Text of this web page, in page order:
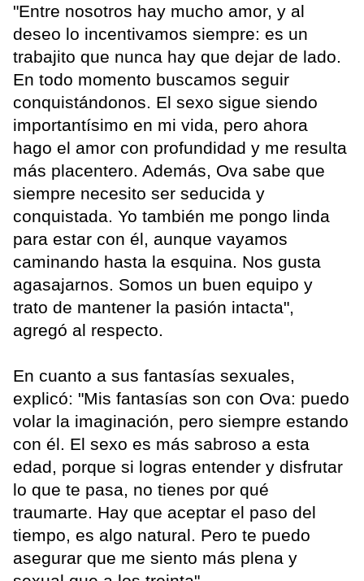
"Entre nosotros hay mucho amor, y al
deseo lo incentivamos siempre: es un
trabajito que nunca hay que dejar de lado.
En todo momento buscamos seguir
conquistándonos. El sexo sigue siendo
importantísimo en mi vida, pero ahora
hago el amor con profundidad y me resulta
más placentero. Además, Ova sabe que
siempre necesito ser seducida y
conquistada. Yo también me pongo linda
para estar con él, aunque vayamos
caminando hasta la esquina. Nos gusta
agasajarnos. Somos un buen equipo y
trato de mantener la pasión intacta",
agregó al respecto.
En cuanto a sus fantasías sexuales,
explicó: "Mis fantasías son con Ova: puedo
volar la imaginación, pero siempre estando
con él. El sexo es más sabroso a esta
edad, porque si logras entender y disfrutar
lo que te pasa, no tienes por qué
traumarte. Hay que aceptar el paso del
tiempo, es algo natural. Pero te puedo
asegurar que me siento más plena y